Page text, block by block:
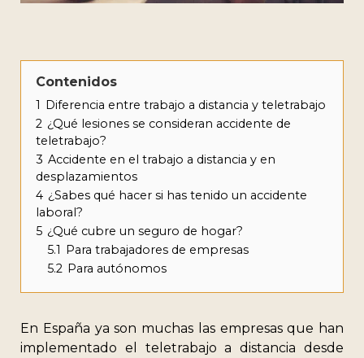
Contenidos
1 Diferencia entre trabajo a distancia y teletrabajo
2 ¿Qué lesiones se consideran accidente de
teletrabajo?
3 Accidente en el trabajo a distancia y en
desplazamientos
4 ¿Sabes qué hacer si has tenido un accidente
laboral?
5 ¿Qué cubre un seguro de hogar?
5.1 Para trabajadores de empresas
5.2 Para autónomos
En España ya son muchas las empresas que han
implementado el teletrabajo a distancia desde